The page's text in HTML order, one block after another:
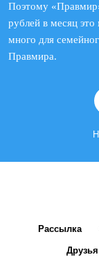
Поэтому
рублей в месяц
много для
Правмира.
Рассылка